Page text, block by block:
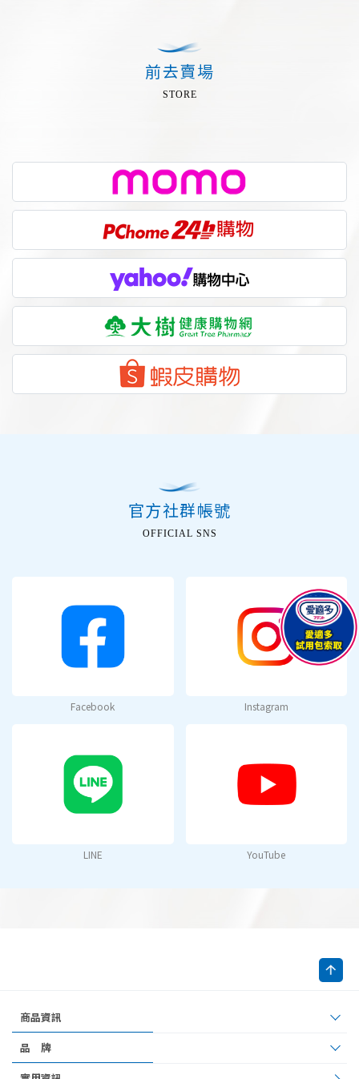
前去賣場
STORE
官方社群帳號
OFFICIAL SNS
Facebook Instagram
LINE YouTube
商品資訊
品 牌